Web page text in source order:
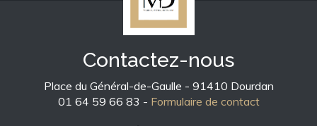
Contactez-nous
Place du Général-de-Gaulle - 91410 Dourdan
01 64 59 66 83 - Formulaire de contact